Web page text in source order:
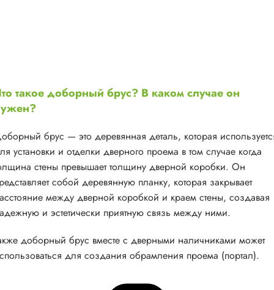
такое доборный брус? В каком случае он
брус — это деревянная деталь, которая
установки и отделки дверного проема в том случае когда
стены превышает толщину дверной коробки. Он
собой деревянную планку, которая закрывает
между дверной коробкой и краем стены, создавая
и эстетически приятную связь между ними.
доборный брус вместе с дверными наличниками может
для создания обрамления проема (портал).